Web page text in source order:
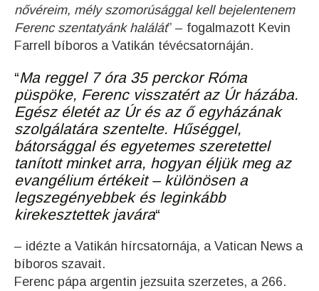
nővéreim, mély szomorúsággal kell bejelentenem
Ferenc szentatyánk halálát” – fogalmazott Kevin
Farrell bíboros a Vatikán tévécsatornáján.
“Ma reggel 7 óra 35 perckor Róma
püspöke, Ferenc visszatért az Úr házába.
Egész életét az Úr és az ő egyházának
szolgálatára szentelte. Hűséggel,
bátorsággal és egyetemes szeretettel
tanított minket arra, hogyan éljük meg az
evangélium értékeit – különösen a
legszegényebbek és leginkább
kirekesztettek javára“
– idézte a Vatikán hírcsatornája, a Vatican News a
bíboros szavait.
Ferenc pápa argentin jezsuita szerzetes, a 266.